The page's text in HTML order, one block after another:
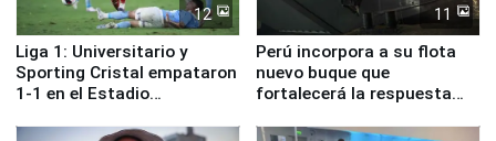
12
Liga 1: Universitario y
Sporting Cristal empataron
1-1 en el Estadio
11
Perú incorpora a su flota
nuevo buque que
fortalecerá la respuesta